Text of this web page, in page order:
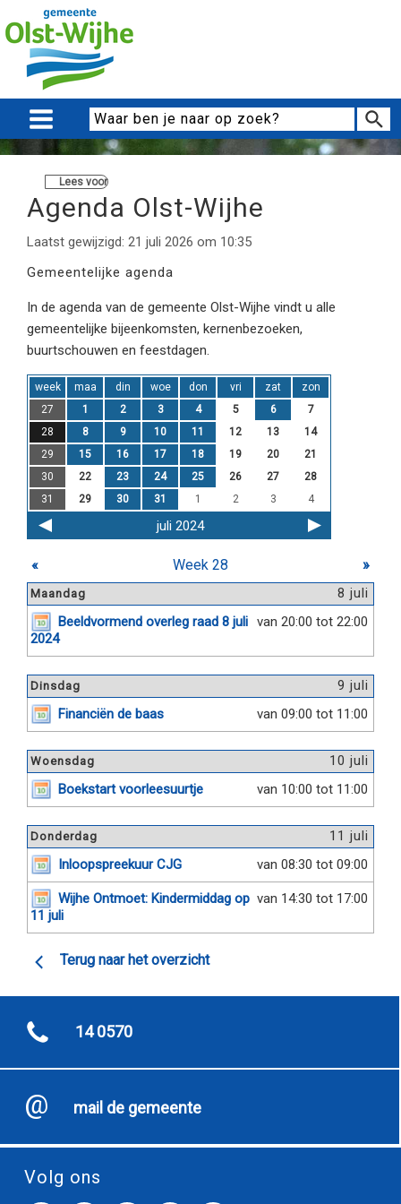
Lees voor
Agenda Olst-Wijhe
Laatst gewijzigd: 21 juli 2026 om 10:35
Gemeentelijke agenda
In de agenda van de gemeente Olst-Wijhe vindt u alle
gemeentelijke bijeenkomsten, kernenbezoeken,
buurtschouwen en feestdagen.
week maa din woe don vri zat
zon
27
1 2 3 4 5 6
7
28
8 9 10 11 12 13
14
29
15 16 17 18 19 20
21
30
22 23 24 25 26 27
28
31
29 30 31 1 2 3 4
juli 2024
« Week 28 »
8 juli
Maandag
van 20:00 tot 22:00
Beeldvormend overleg raad 8 juli
2024
9 juli
Dinsdag
van 09:00 tot 11:00
Financiën de baas
10 juli
Woensdag
van 10:00 tot 11:00
Boekstart voorleesuurtje
11 juli
Donderdag
van 08:30 tot 09:00
Inloopspreekuur CJG
van 14:30 tot 17:00
Wijhe Ontmoet: Kindermiddag op
11 juli
Terug naar het overzicht
14 0570
mail de gemeente
Volg ons